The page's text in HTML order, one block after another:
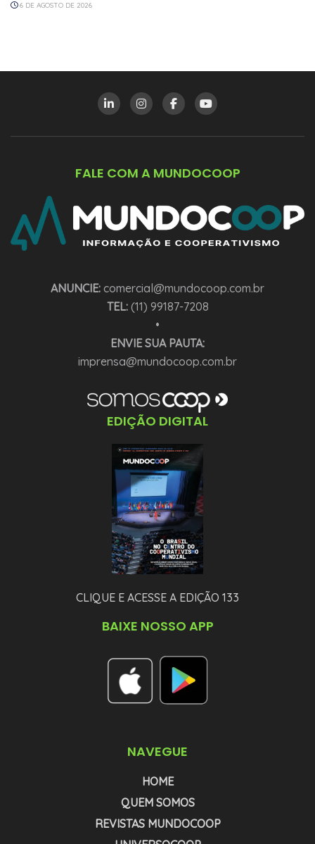
6 DE AGOSTO DE 2026
FALE COM A MUNDOCOOP
ANUNCIE: comercial@mundocoop.com.br
TEL:(11) 99187-7208
•
ENVIE SUA PAUTA:
imprensa@mundocoop.com.br
EDIÇÃO DIGITAL
CLIQUE E ACESSE A EDIÇÃO 133
BAIXE NOSSO APP
NAVEGUE
HOME
QUEM SOMOS
REVISTAS MUNDOCOOP